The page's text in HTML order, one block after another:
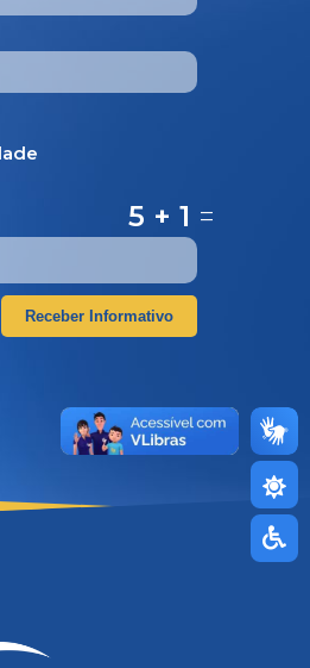
5 + 1 =
Receber Informativo